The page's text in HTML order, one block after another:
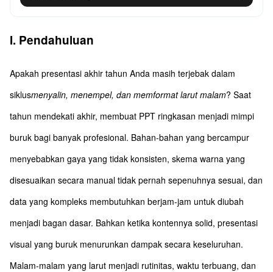
I. Pendahuluan
Apakah presentasi akhir tahun Anda masih terjebak dalam
siklusmenyalin, menempel, dan memformat larut malam? Saat
tahun mendekati akhir, membuat PPT ringkasan menjadi mimpi
buruk bagi banyak profesional. Bahan-bahan yang bercampur
menyebabkan gaya yang tidak konsisten, skema warna yang
disesuaikan secara manual tidak pernah sepenuhnya sesuai, dan
data yang kompleks membutuhkan berjam-jam untuk diubah
menjadi bagan dasar. Bahkan ketika kontennya solid, presentasi
visual yang buruk menurunkan dampak secara keseluruhan.
Malam-malam yang larut menjadi rutinitas, waktu terbuang, dan